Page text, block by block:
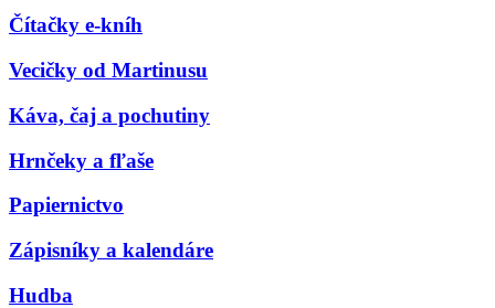
Čítačky e-kníh
Vecičky od Martinusu
Káva, čaj a pochutiny
Hrnčeky a fľaše
Papiernictvo
Zápisníky a kalendáre
Hudba